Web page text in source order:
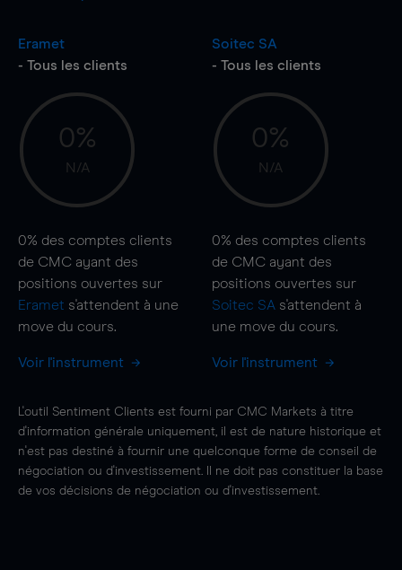
Eramet
- Tous les clients
0%
N/A
0% des comptes clients
de CMC ayant des
positions ouvertes sur
Eramet s'attendent à une
move du cours.
Voir l'instrument
Soitec SA
- Tous les clients
0%
N/A
0% des comptes clients
de CMC ayant des
positions ouvertes sur
Soitec SA s'attendent à
une move du cours.
Voir l'instrument
L'outil Sentiment Clients est fourni par CMC Markets à titre
d'information générale uniquement, il est de nature historique et
n'est pas destiné à fournir une quelconque forme de conseil de
négociation ou d'investissement. Il ne doit pas constituer la base
de vos décisions de négociation ou d'investissement.